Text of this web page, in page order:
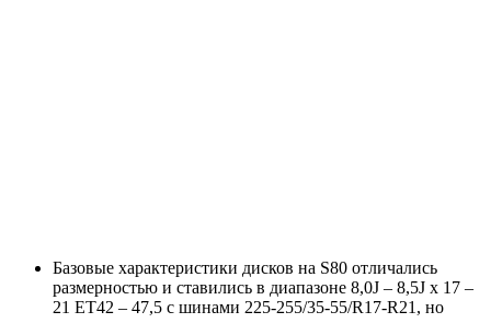
Базовые характеристики дисков на S80 отличались
размерностью и ставились в диапазоне 8,0J – 8,5J x 17 –
21 ET42 – 47,5 с шинами 225-255/35-55/R17-R21, но